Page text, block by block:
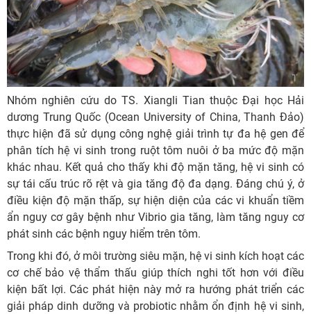
Nhóm nghiên cứu do TS. Xiangli Tian thuộc Đại học Hải
dương Trung Quốc (Ocean University of China, Thanh Đảo)
thực hiện đã sử dụng công nghệ giải trình tự đa hệ gen để
phân tích hệ vi sinh trong ruột tôm nuôi ở ba mức độ mặn
khác nhau. Kết quả cho thấy khi độ mặn tăng, hệ vi sinh có
sự tái cấu trúc rõ rệt và gia tăng độ đa dạng. Đáng chú ý, ở
điều kiện độ mặn thấp, sự hiện diện của các vi khuẩn tiềm
ẩn nguy cơ gây bệnh như Vibrio gia tăng, làm tăng nguy cơ
phát sinh các bệnh nguy hiểm trên tôm.
Trong khi đó, ở môi trường siêu mặn, hệ vi sinh kích hoạt các
cơ chế bảo vệ thẩm thấu giúp thích nghi tốt hơn với điều
kiện bất lợi. Các phát hiện này mở ra hướng phát triển các
giải pháp dinh dưỡng và probiotic nhằm ổn định hệ vi sinh,